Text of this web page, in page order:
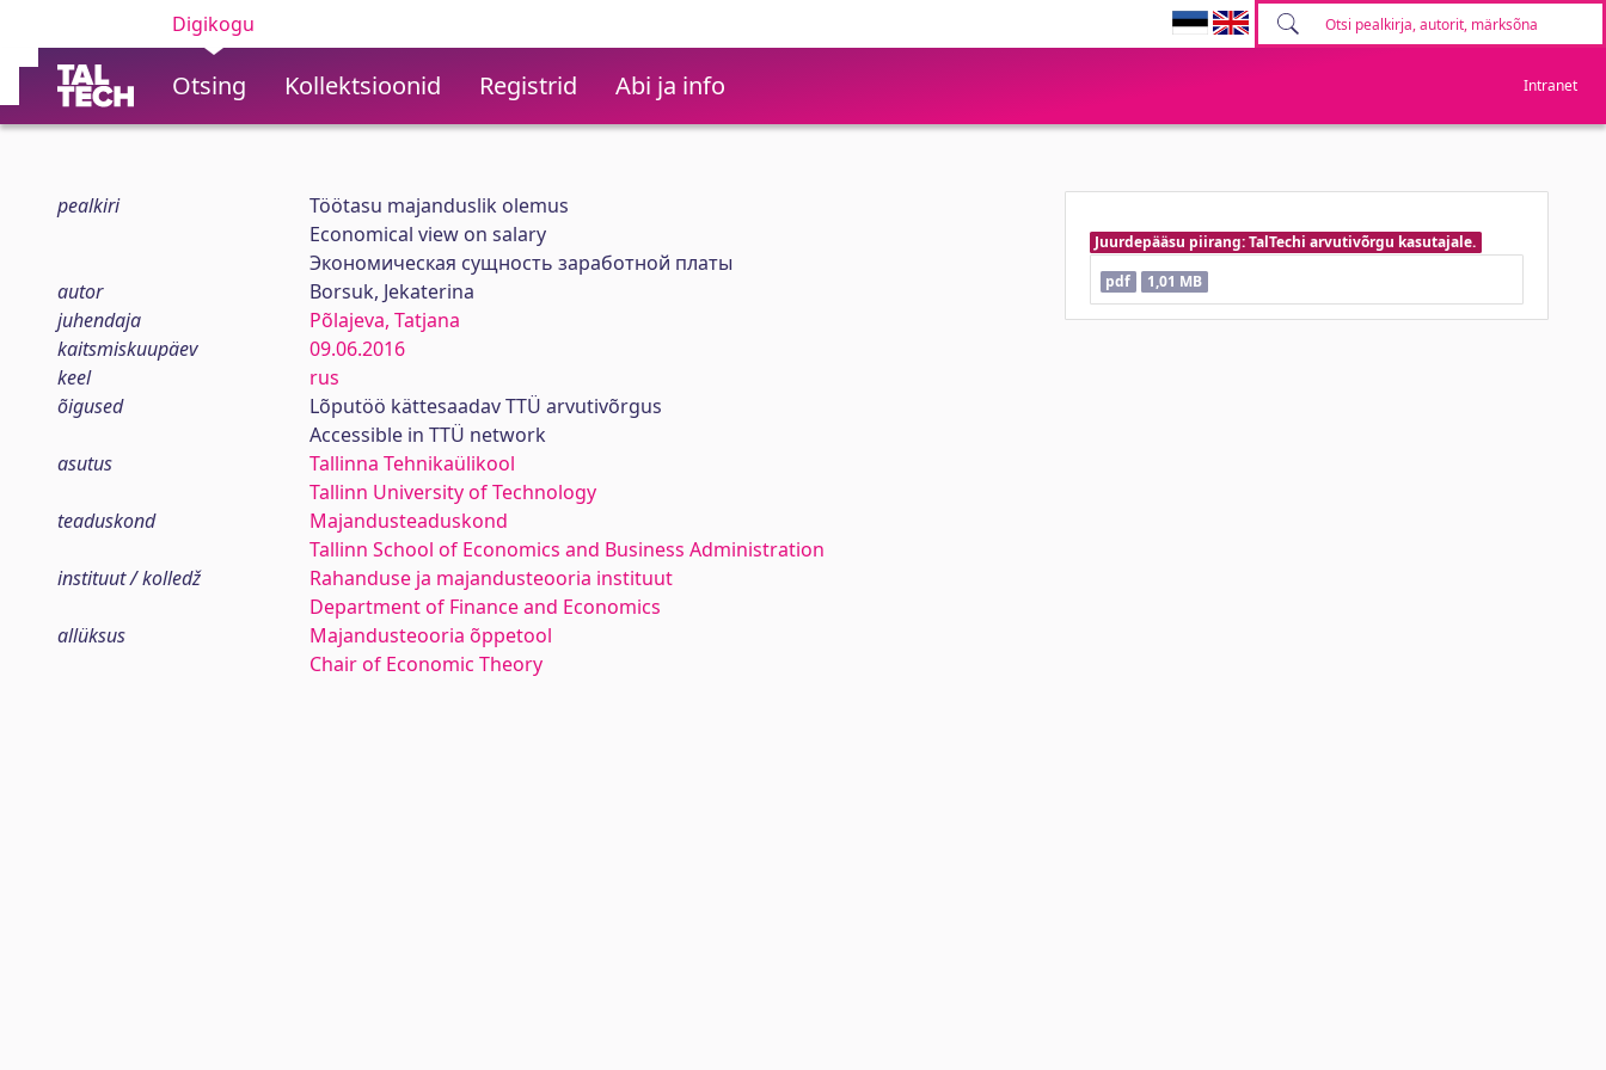
Digikogu
Otsing Kollektsioonid Registrid Abi ja info Intranet
pealkiri
Töötasu majanduslik olemus
Economical view on salary
Экономическая сущность заработной платы
autor
Borsuk, Jekaterina
juhendaja
Põlajeva, Tatjana
kaitsmiskuupäev
09.06.2016
keel
rus
õigused
Lõputöö kättesaadav TTÜ arvutivõrgus
Accessible in TTÜ network
asutus
Tallinna Tehnikaülikool
Tallinn University of Technology
teaduskond
Majandusteaduskond
Tallinn School of Economics and Business Administration
instituut / kolledž
Rahanduse ja majandusteooria instituut
Department of Finance and Economics
allüksus
Majandusteooria õppetool
Chair of Economic Theory
Juurdepääsu piirang: TalTechi arvutivõrgu kasutajale.
pdf
1,01 MB